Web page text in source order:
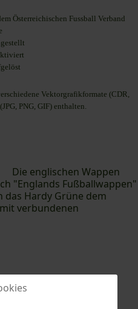
Österreichischen Fussball Verband
Vektorgrafikformate (CDR,
PNG, GIF) enthalten.
Die englischen Wappen
"Englands Fußballwappen"
das Hardy Grüne dem
verbundenen